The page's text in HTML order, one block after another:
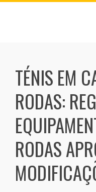
Skip
TÉNIS EM
RODAS:
RODAS